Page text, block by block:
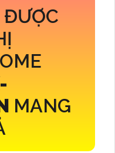
ĐƯỢC
MANG